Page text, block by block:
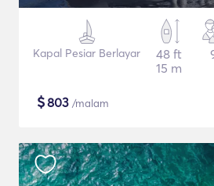
Kapal Pesiar Berlayar
48 ft
15 m
$803 /malam